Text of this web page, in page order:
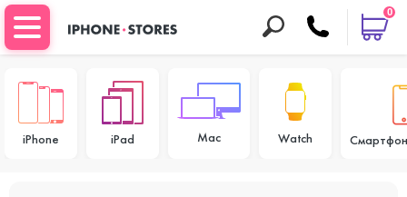
0
iPhone iPad Mac Watch